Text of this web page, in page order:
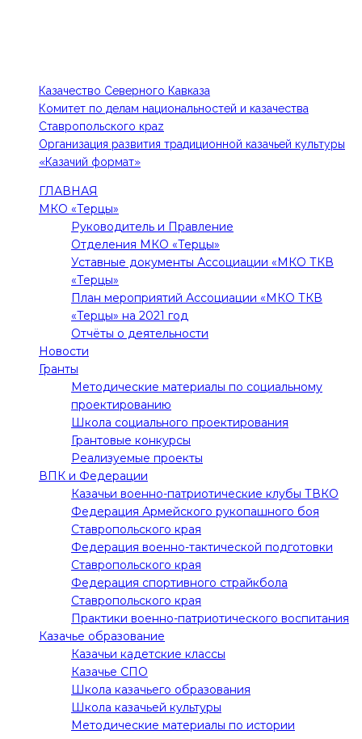
Казачество Северного Кавказа
Комитет по делам национальностей и казачества
Ставропольского краz
Организация развития традиционной казачьей культуры
«Казачий формат»
ГЛАВНАЯ
МКО «Терцы»
Руководитель и Правление
Отделения МКО «Терцы»
Уставные документы Ассоциации «МКО ТКВ
«Терцы»
План мероприятий Ассоциации «МКО ТКВ
«Терцы» на 2021 год
Отчёты о деятельности
Новости
Гранты
Методические материалы по социальному
проектированию
Школа социального проектирования
Грантовые конкурсы
Реализуемые проекты
ВПК и Федерации
Казачьи военно-патриотические клубы ТВКО
Федерация Армейского рукопашного боя
Ставропольского края
Федерация военно-тактической подготовки
Ставропольского края
Федерация спортивного страйкбола
Ставропольского края
Практики военно-патриотического воспитания
Казачье образование
Казачьи кадетские классы
Казачье СПО
Школа казачьего образования
Школа казачьей культуры
Методические материалы по истории